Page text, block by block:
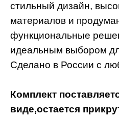
стильный дизайн,
материалов и
функциональные
идеальным выбором
Сделано в России с
Комплект
виде,остается